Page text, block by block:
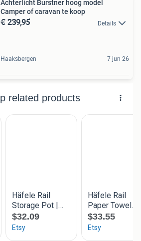
Achterlicht Burstner hoog model
Camper of caravan te koop
€ 239,95 Details
Haaksbergen 7 jun 26